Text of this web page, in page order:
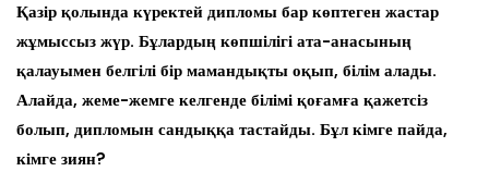
Қазір қолында күректей дипломы бар көптеген жастар
жұмыссыз жүр. Бұлардың көпшілігі ата-анасының
қалауымен белгілі бір мамандықты оқып, білім алады.
Алайда, жеме-жемге келгенде білімі қоғамға қажетсіз
болып, дипломын сандыққа тастайды. Бұл кімге пайда,
кімге зиян?